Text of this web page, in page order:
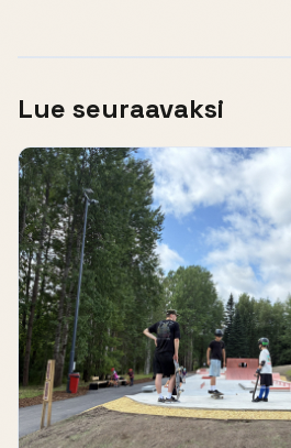
Lue seuraavaksi